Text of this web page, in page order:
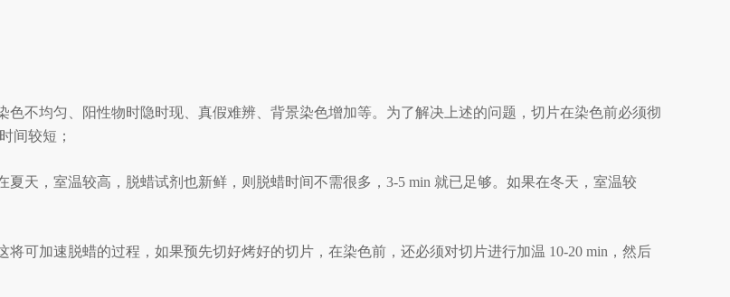
不均匀、阳性物时隐时现、真假难辨、背景染色增加等。为了解决上述的问题，切片在染色前必须彻
间较短；
天，室温较高，脱蜡试剂也新鲜，则脱蜡时间不需很多，3-5 min 就已足够。如果在冬天，室温较
可加速脱蜡的过程，如果预先切好烤好的切片，在染色前，还必须对切片进行加温 10-20 min，然后